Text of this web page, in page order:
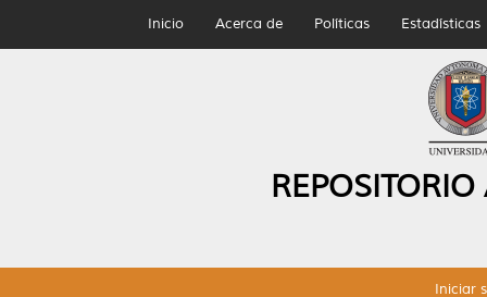
Inicio Acerca de Políticas Estadísticas
Iniciar